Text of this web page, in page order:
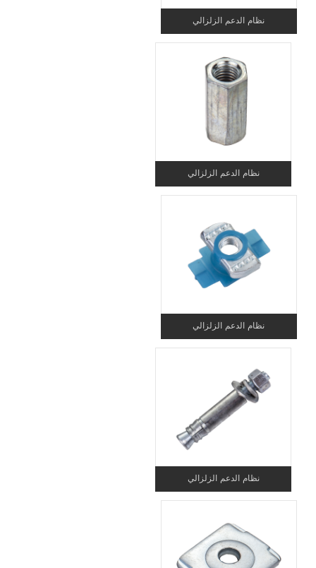
نظام الدعم الزلزالي
نظام الدعم الزلزالي
نظام الدعم الزلزالي
نظام الدعم الزلزالي